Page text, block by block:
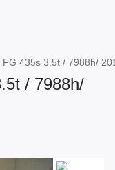
435s 3.5t / 7988h/
/ 7988h/